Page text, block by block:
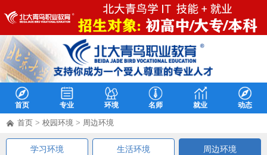
首页 专业 环境 名师 就业 动态
首页> 校园环境 > 周边环境
学习环境 生活环境 周边环境